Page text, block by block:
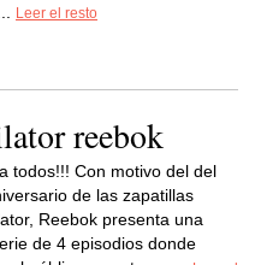
Leer el resto
reebok
todos!!! Con motivo del del
de las zapatillas
Reebok presenta una
de 4 episodios donde